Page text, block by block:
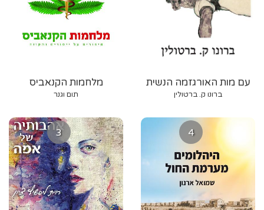
מלחמות הקנאביס
תום וגנר
עם מות האורגזמה הנשית
ברונו ק. ברטולין
3 4